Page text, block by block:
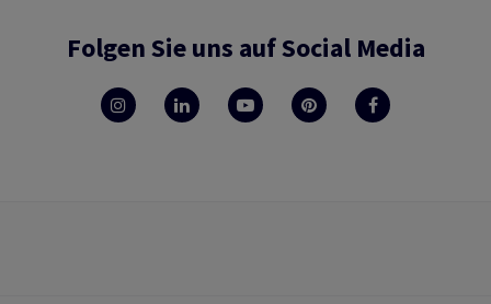
Folgen Sie uns auf Social Media